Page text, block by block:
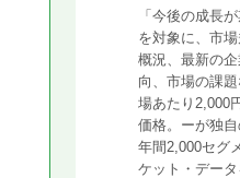
「今後の成長
を対象に、市
概況、最新の
向、市場の課
場あたり2,000
価格。ーが独自
年間2,000セグ
ケット・データ